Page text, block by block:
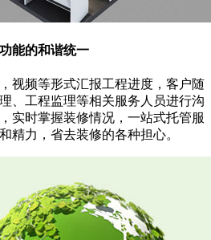
能的和谐统一
视频等形式汇报工程进度，客户随
、工程监理等相关服务人员进行沟
实时掌握装修情况，一站式托管服
精力，省去装修的各种担心。